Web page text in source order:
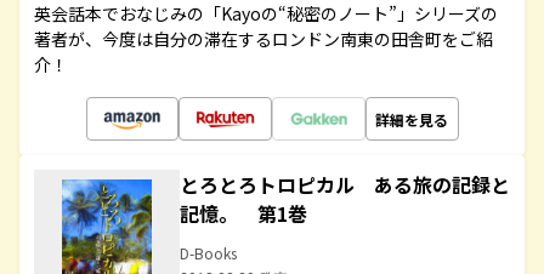
英会話本でおなじみの「Kayoの“秘密のノート”」シリーズの
著者が、今度は自分の滞在するロンドン南東の田舎町をご紹
介！
詳細を見る
とろとろトロピカル ある旅の記録と
記憶。 第1巻
D-Books